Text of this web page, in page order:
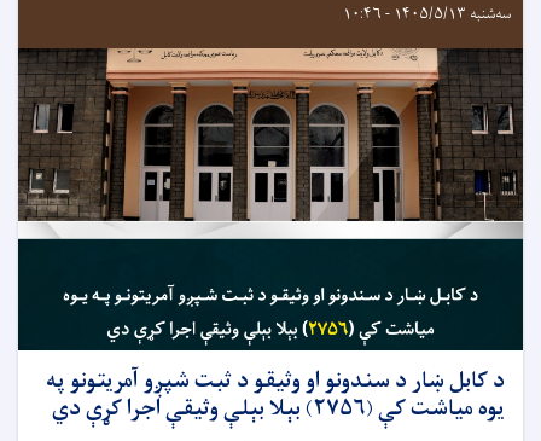
سه‌شنبه ۱۴۰۵/۵/۱۳ - ۱۰:۴۶
د کابل ښار د سندونو او وثیقو د ثبت شپږو آمریتونو په
يوه مياشت کې (۲۷۵۶) بېلا بېلې وثیقې اجرا کړې دي